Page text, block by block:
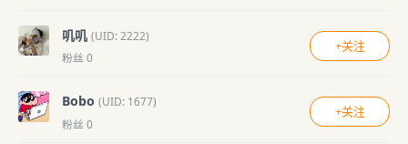
叽叽 (UID: 2222)
粉丝 0
+关注
Bobo (UID: 1677)
粉丝 0
+关注